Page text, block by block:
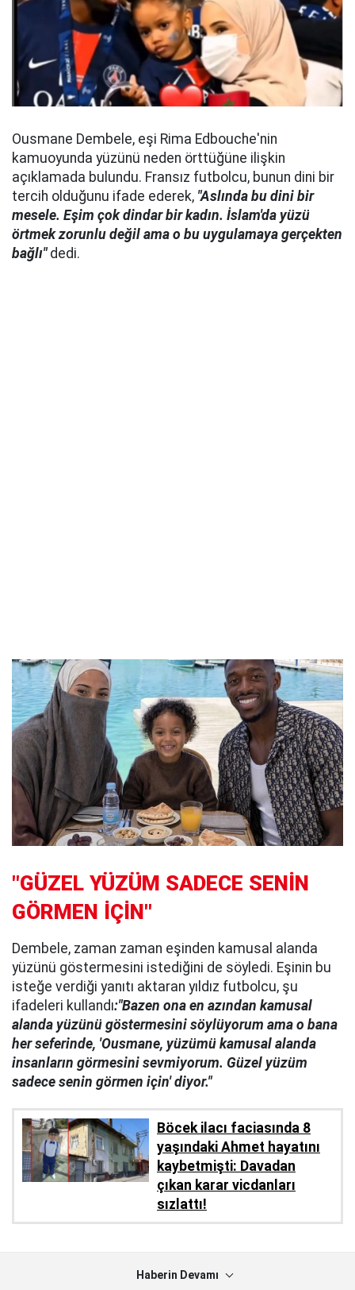
Ousmane Dembele, eşi Rima Edbouche'nin
kamuoyunda yüzünü neden örttüğüne ilişkin
açıklamada bulundu. Fransız futbolcu, bunun dini bir
tercih olduğunu ifade ederek, "Aslında bu dini bir
mesele. Eşim çok dindar bir kadın. İslam'da yüzü
örtmek zorunlu değil ama o bu uygulamaya gerçekten
bağlı"dedi.
"GÜZEL YÜZÜM SADECE SENİN
GÖRMEN İÇİN"
Dembele, zaman zaman eşinden kamusal alanda
yüzünü göstermesini istediğini de söyledi. Eşinin bu
isteğe verdiği yanıtı aktaran yıldız futbolcu, şu
ifadeleri kullandı:"Bazen ona en azından kamusal
alanda yüzünü göstermesini söylüyorum ama o bana
her seferinde, 'Ousmane, yüzümü kamusal alanda
insanların görmesini sevmiyorum. Güzel yüzüm
sadece senin görmen için' diyor."
Böcek ilacı faciasında 8
yaşındaki Ahmet hayatını
kaybetmişti: Davadan
çıkan karar vicdanları
sızlattı!
Haberin Devamı